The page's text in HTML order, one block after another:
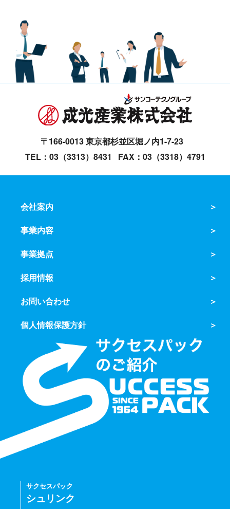
〒166-0013 東京都杉並区堀ノ内1-7-23
TEL：03（3313）8431 FAX：03（3318）4791
会社案内
事業内容
事業拠点
採用情報
お問い合わせ
個人情報保護方針
サクセスパック
シュリンク